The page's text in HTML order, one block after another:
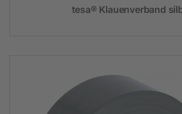
tesa® Klauenverband